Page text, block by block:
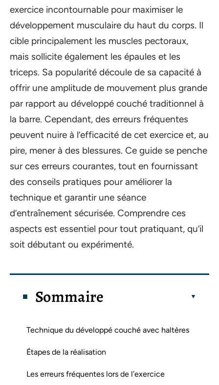
exercice incontournable pour maximiser le
développement musculaire du haut du corps. Il
cible principalement les muscles pectoraux,
mais sollicite également les épaules et les
triceps. Sa popularité découle de sa capacité à
offrir une amplitude de mouvement plus grande
par rapport au développé couché traditionnel à
la barre. Cependant, des erreurs fréquentes
peuvent nuire à l’efficacité de cet exercice et, au
pire, mener à des blessures. Ce guide se penche
sur ces erreurs courantes, tout en fournissant
des conseils pratiques pour améliorer la
technique et garantir une séance
d’entraînement sécurisée. Comprendre ces
aspects est essentiel pour tout pratiquant, qu’il
soit débutant ou expérimenté.
Sommaire
Technique du développé couché avec haltères
Étapes de la réalisation
Les erreurs fréquentes lors de l’exercice